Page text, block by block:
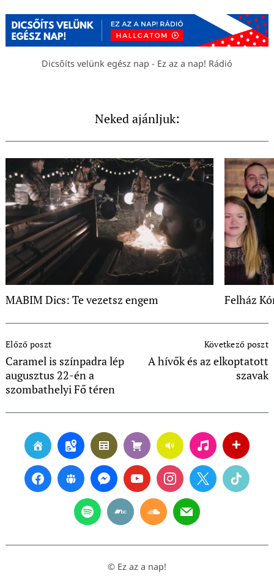
Dicsőíts velünk egész nap - Ez az a nap! Rádió
Neked ajánljuk:
MABIM Dics: Te vezetsz engem Felház
Navigation
Előző poszt
Caramel is színpadra lép
augusztus 22-én a
szombathelyi Fő téren
Következő poszt
A hívők és az elkoptatott
szavak
© Ez az a nap!